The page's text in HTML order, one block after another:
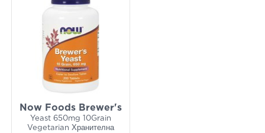
Now Foods Brewer's
Yeast 650mg 10Grain
Vegetarian Хранителна